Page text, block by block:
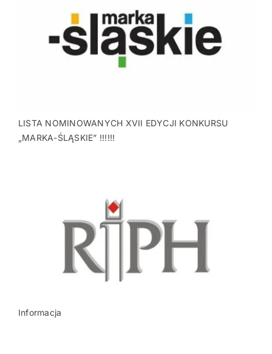
LISTA NOMINOWANYCH XVII EDYCJI KONKURSU
„MARKA-ŚLĄSKIE” !!!!!!
Informacja